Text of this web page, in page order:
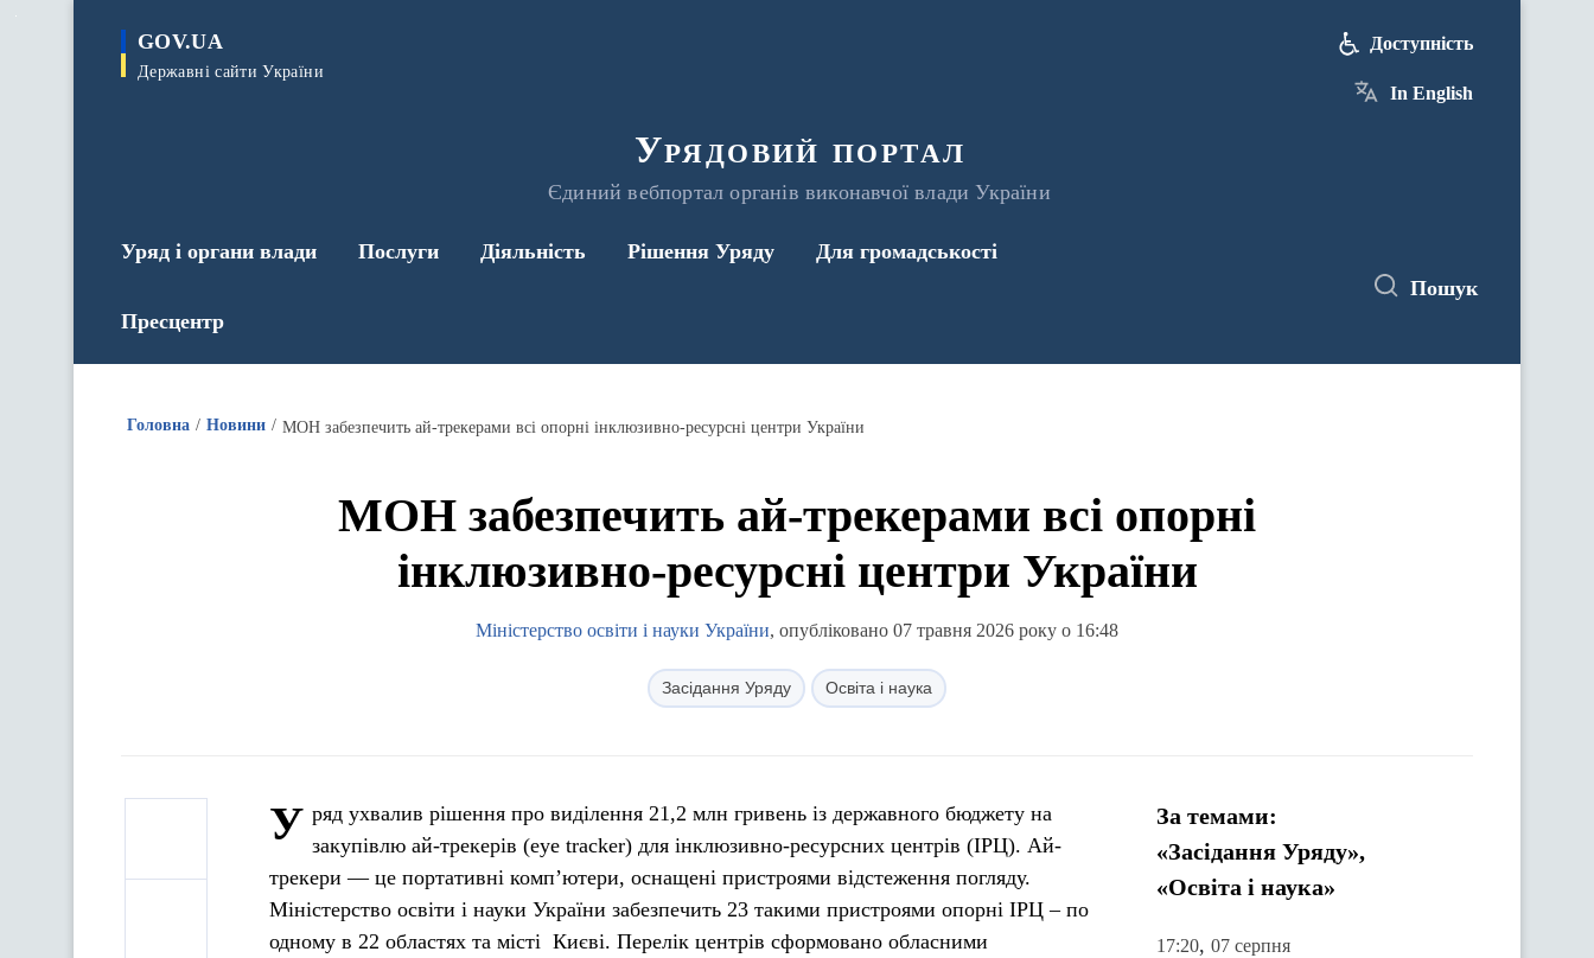
GOV.UA
Державні сайти України
Урядовий портал
Єдиний вебпортал органів виконавчої влади України
Доступність
In English
Уряд і органи влади Послуги Діяльність Рішення Уряду Для громадськості
Пресцентр
Пошук
Головна Новини МОН забезпечить ай-трекерами всі опорні інклюзивно-ресурсні центри України
МОН забезпечить ай-трекерами всі опорні
інклюзивно-ресурсні центри України
Міністерство освіти і науки України, опубліковано 07 травня 2026 року о 16:48
Засідання Уряду Освіта і наука
У ряд ухвалив рішення про виділення 21,2 млн гривень із державного бюджету на
закупівлю ай-трекерів (eye tracker) для інклюзивно-ресурсних центрів (ІРЦ). Ай-
трекери — це портативні комп’ютери, оснащені пристроями відстеження погляду.
Міністерство освіти і науки України забезпечить 23 такими пристроями опорні ІРЦ – по
одному в 22 областях та місті Києві. Перелік центрів сформовано обласними
За темами:
«Засідання Уряду»,
«Освіта і наука»
17:20, 07 серпня